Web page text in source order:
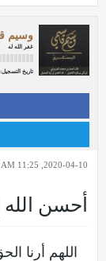
وسيم
غفر الله له
تاريخ التسجيل:
2020-04-10, 11:25 AM
أحسن
اللهم أرنا